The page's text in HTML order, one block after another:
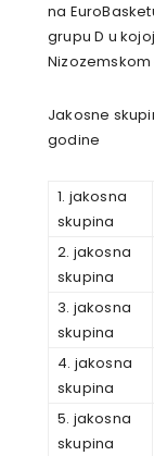
na
grupu D u
Jakosne
godine
1. jakosna
skupina
2. jakosna
skupina
3. jakosna
skupina
4. jakosna
skupina
5. jakosna
skupina